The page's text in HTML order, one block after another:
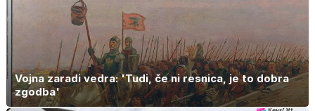
Vojna zaradi vedra: 'Tudi, če ni resnica, je to dobra
zgodba'